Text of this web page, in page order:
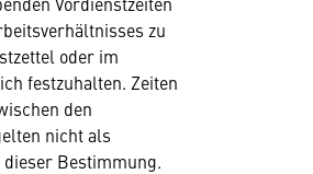
zu
oder im
festzuhalten. Zeiten
den
nicht als
Bestimmung.